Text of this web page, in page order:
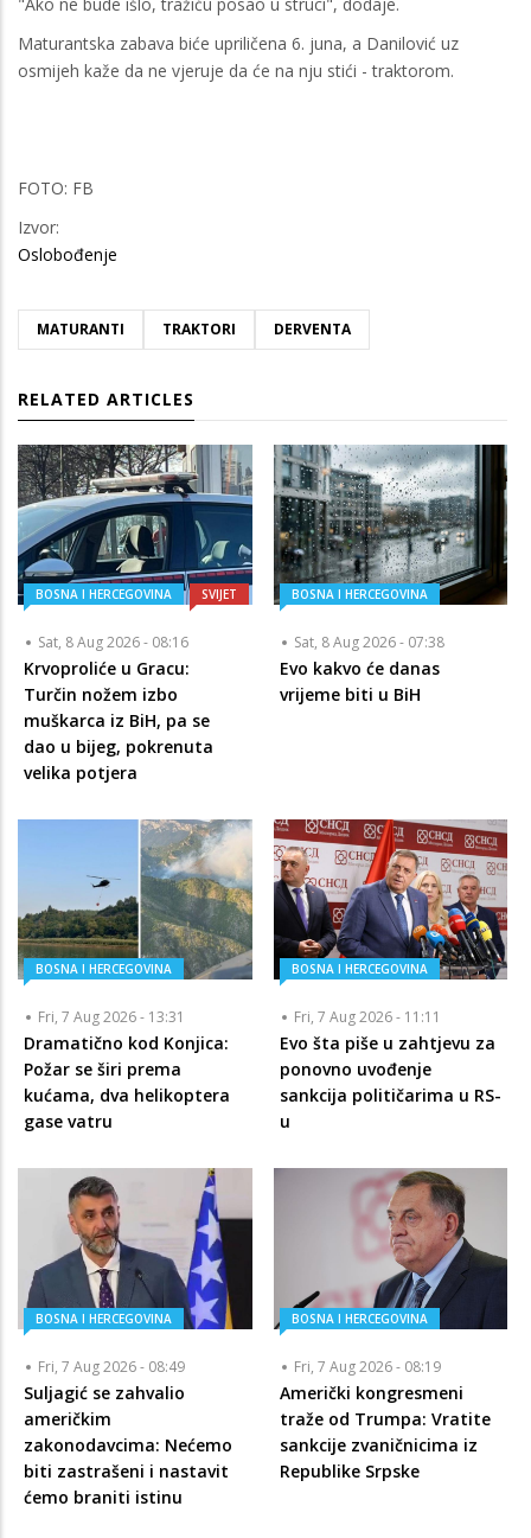
Maturantska zabava biće upriličena 6. juna, a Danilović uz
osmijeh kaže da ne vjeruje da će na nju stići - traktorom.
FOTO: FB
Izvor:
Oslobođenje
MATURANTI TRAKTORI DERVENTA
RELATED ARTICLES
BOSNA I HERCEGOVINA SVIJET
Sat, 8 Aug 2026 - 08:16
Krvoproliće u Gracu:
Turčin nožem izbo
muškarca iz BiH, pa se
dao u bijeg, pokrenuta
velika potjera
BOSNA I HERCEGOVINA
Sat, 8 Aug 2026 - 07:38
Evo kakvo će danas
vrijeme biti u BiH
BOSNA I HERCEGOVINA
Fri, 7 Aug 2026 - 13:31
Dramatično kod Konjica:
Požar se širi prema
kućama, dva helikoptera
gase vatru
BOSNA I HERCEGOVINA
Fri, 7 Aug 2026 - 11:11
Evo šta piše u zahtjevu za
ponovno uvođenje
sankcija političarima u RS-
u
BOSNA I HERCEGOVINA
Fri, 7 Aug 2026 - 08:49
Suljagić se zahvalio
američkim
zakonodavcima: Nećemo
biti zastrašeni i nastavit
ćemo braniti istinu
BOSNA I HERCEGOVINA
Fri, 7 Aug 2026 - 08:19
Američki kongresmeni
traže od Trumpa: Vratite
sankcije zvaničnicima iz
Republike Srpske